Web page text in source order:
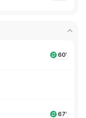
60'
67'